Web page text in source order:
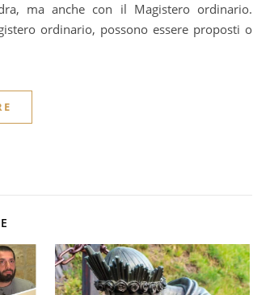
ma anche con il Magistero ordinario.
ordinario, possono essere proposti o